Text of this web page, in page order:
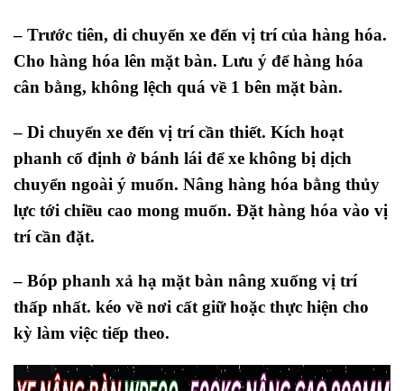
– Trước tiên, di chuyển xe đến vị trí của hàng hóa.
Cho hàng hóa lên mặt bàn. Lưu ý để hàng hóa
cân bằng, không lệch quá về 1 bên mặt bàn.
– Di chuyển xe đến vị trí cần thiết. Kích hoạt
phanh cố định ở bánh lái để xe không bị dịch
chuyển ngoài ý muốn. Nâng hàng hóa bằng thủy
lực tới chiều cao mong muốn. Đặt hàng hóa vào vị
trí cần đặt.
– Bóp phanh xả hạ mặt bàn nâng xuống vị trí
thấp nhất. kéo về nơi cất giữ hoặc thực hiện cho
kỳ làm việc tiếp theo.